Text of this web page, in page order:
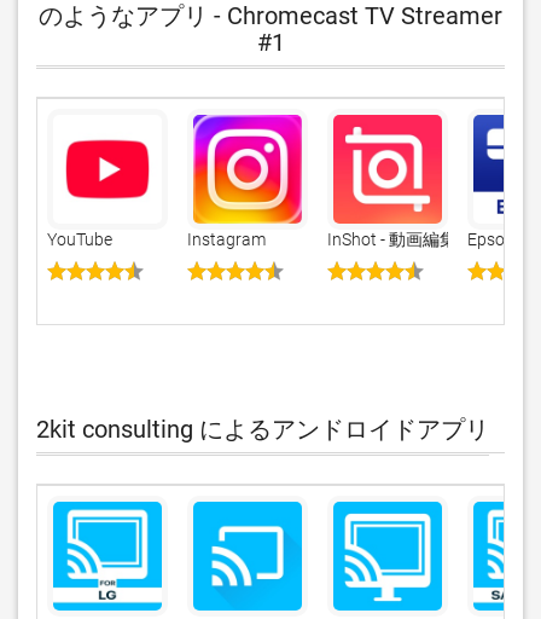
のようなアプリ - Chromecast TV Streamer
#1
YouTube Instagram InShot - 動画編集＆写真加
Epson
2kit consulting によるアンドロイドアプリ